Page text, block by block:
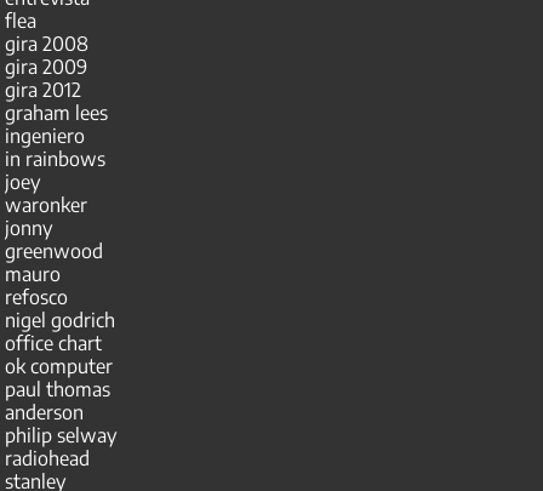
flea
gira 2008
gira 2009
gira 2012
graham lees
ingeniero
in rainbows
joey
waronker
jonny
greenwood
mauro
refosco
nigel godrich
office chart
ok computer
paul thomas
anderson
philip selway
radiohead
stanley